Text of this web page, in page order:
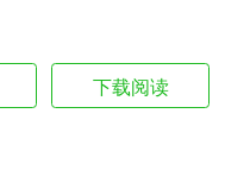
下载阅读